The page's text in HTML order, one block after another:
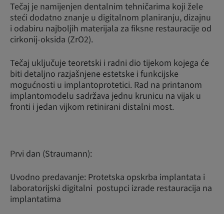
Tečaj je namijenjen dentalnim tehničarima koji žele
steći dodatno znanje u digitalnom planiranju, dizajnu
i odabiru najboljih materijala za fiksne restauracije od
cirkonij-oksida (ZrO2).
Tečaj uključuje teoretski i radni dio tijekom kojega će
biti detaljno razjašnjene estetske i funkcijske
mogućnosti u implantoprotetici. Rad na printanom
implantomodelu sadržava jednu krunicu na vijak u
fronti i jedan vijkom retinirani distalni most.
Prvi dan (Straumann):
Uvodno predavanje: Protetska opskrba implantata i
laboratorijski digitalni postupci izrade restauracija na
implantatima